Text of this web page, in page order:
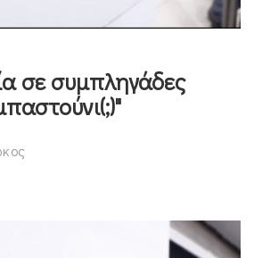
σε συμπληγάδες